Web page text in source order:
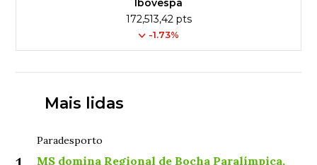
Ibovespa
172,513,42 pts
-1.73%
Mais lidas
Paradesporto
MS domina Regional de Bocha Paralímpica,